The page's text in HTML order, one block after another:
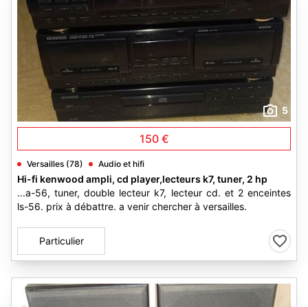
5
150 €
Versailles (78) Audio et hifi
Hi-fi kenwood ampli, cd player,lecteurs k7, tuner, 2 hp
...a-56, tuner, double lecteur k7, lecteur cd. et 2 enceintes
ls-56. prix à débattre. a venir chercher à versailles.
Particulier